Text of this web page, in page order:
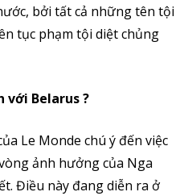
bởi tất cả những tên tội
tục phạm tội diệt chủng
với Belarus ?
Le Monde chú ý đến việc
ảnh hưởng của Nga
Điều này đang diễn ra ở